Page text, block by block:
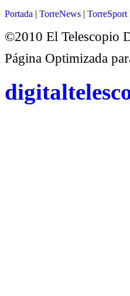
Portada | TorreNews | TorreSport
©2010 El Telescopio
Página Optimizada